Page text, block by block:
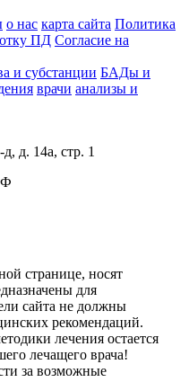
о нас карта сайта Политика
ПД Согласие на
и субстанции БАДы и
врачи анализы и
д. 14а, стр. 1
странице, носят
для
сайта не должны
рекомендаций.
лечения остается
лечащего врача!
за возможные